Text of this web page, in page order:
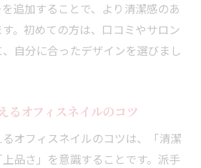
追加することで、より清潔感のあ
。初めての方は、口コミやサロン
自分に合ったデザインを選びまし
るオフィスネイルのコツ
オフィスネイルのコツは、「清潔
品さ」を意識することです。派手